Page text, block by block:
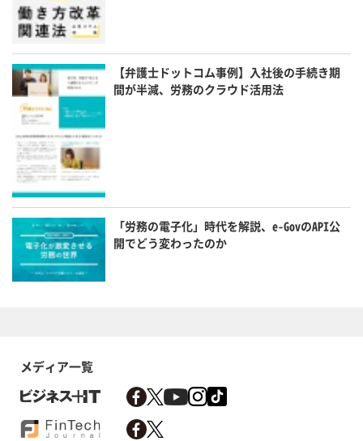
【弁護士ドットコム事例】入社後の手続き期
間が半減、労務のクラウド活用法
「労務の電子化」時代を解説、e-GovのAPI公
開でどう変わったのか
メディア一覧